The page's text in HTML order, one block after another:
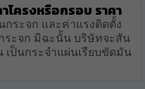
โครงหรือกรอบ ราคา
ระจก และค่าแรงติดตั้ง
ระจก มิฉะนั้น บริษัทจะสัน
เป็นกระจำแผ่นเรียบขัดมัน